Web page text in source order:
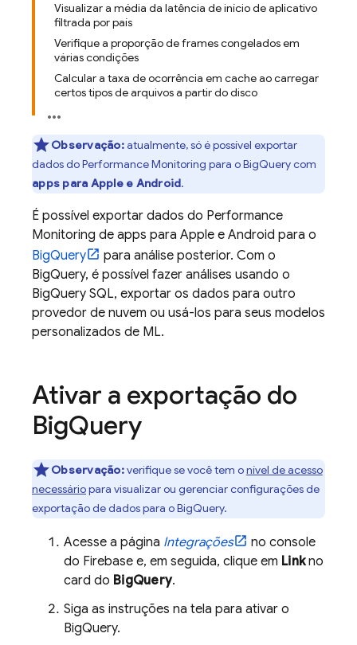
Visualizar a média da latência de início de aplicativo
filtrada por país
Verifique a proporção de frames congelados em
várias condições
Calcular a taxa de ocorrência em cache ao carregar
certos tipos de arquivos a partir do disco
Observação:atualmente, só é possível exportar
dados doPerformance Monitoring para oBigQuerycom
apps para Apple e Android.
É possível exportar dados do Performance
Monitoring de apps para Apple e Android para o
BigQuery
para análise posterior. Com o
BigQuery, é possível fazer análises usando o
BigQuery SQL, exportar os dados para outro
provedor de nuvem ou usá-los para seus modelos
personalizados de ML.
Ativar a exportação do
BigQuery
Observação:verifique se você tem onível de acesso
necessáriopara visualizar ou gerenciar configurações de
exportação de dados para oBigQuery.
Acesse a página Integrações
no console
do Firebase e, em seguida, clique em Linkno
card do BigQuery.
Siga as instruções na tela para ativar o
BigQuery.